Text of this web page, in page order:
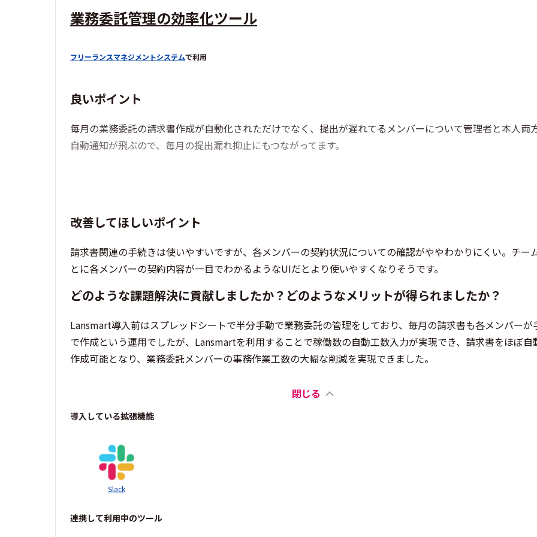
業務委託管理の効率化ツール
フリーランスマネジメントシステムで利用
良いポイント
毎月の業務委託の請求書作成が自動化されただけでなく、提出が遅れてるメンバーについて管理者と本人両
自動通知が飛ぶので、毎月の提出漏れ抑止にもつながってます。
改善してほしいポイント
請求書関連の手続きは使いやすいですが、各メンバーの契約状況についての確認がややわかりにくい。チー
とに各メンバーの契約内容が一目でわかるようなUIだとより使いやすくなりそうです。
どのような課題解決に貢献しましたか？どのようなメリットが得られましたか？
Lansmart導入前はスプレッドシートで半分手動で業務委託の管理をしており、毎月の請求書も各メンバーが
で作成という運用でしたが、Lansmartを利用することで稼働数の自動工数入力が実現でき、請求書をほぼ自
作成可能となり、業務委託メンバーの事務作業工数の大幅な削減を実現できました。
閉じる
導入している拡張機能
Slack
連携して利用中のツール